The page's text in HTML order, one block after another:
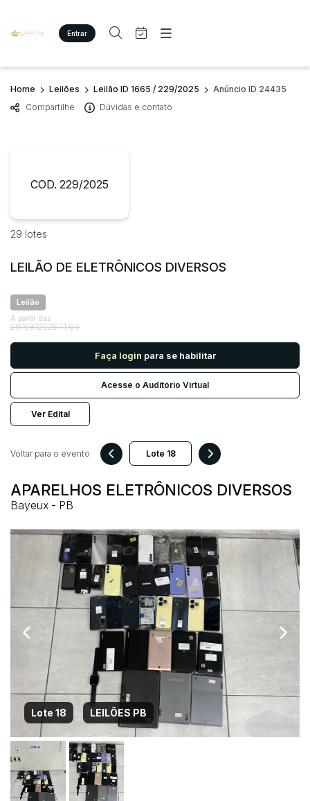
Entrar
Criar conta Entrar
Site
Agenda
Quem Somos
Imóveis
Veículos
Carros
Utilitário
Busca por palavra-chave
Bairro
Judiciais Extrajudiciais
R$
Quem Somos
Home Leilões Leilão ID 1665 / 229/2025
Anúncio ID 24435
Compartilhe
Dúvidas e contato
COD. 229/2025
29 lotes
LEILÃO DE ELETRÔNICOS DIVERSOS
Leilão
A partir das
29/08/2025 11:00
Faça login para se habilitar
Acesse o Auditório Virtual
Ver Edital
APARELHOS ELETRÔNICOS DIVERSOS
Bayeux - PB
Voltar para o evento
Lote 18 LEILÕES PB